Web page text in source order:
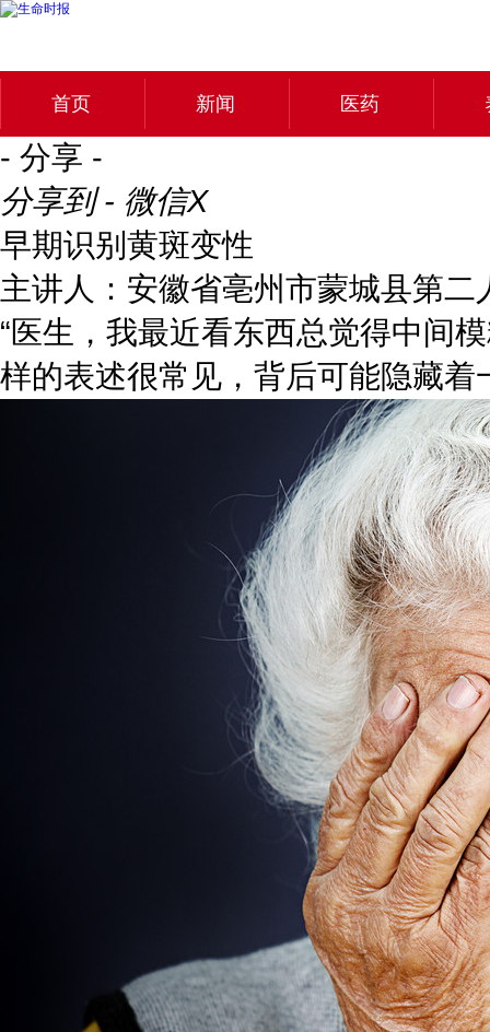
首页 新闻 医药
- 分享 -
分享到 - 微信X
早期识别黄斑变性
主讲人：安徽省亳州市蒙城县第
“医生，我最近看东西总觉得中间
样的表述很常见，背后可能隐藏